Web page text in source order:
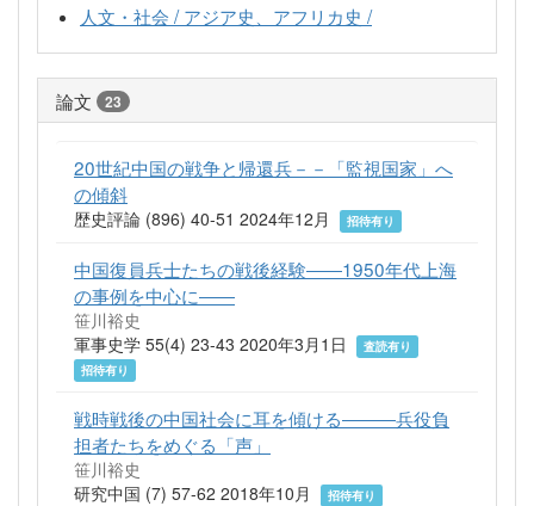
人文・社会 / アジア史、アフリカ史 /
論文 23
20世紀中国の戦争と帰還兵－－「監視国家」へ
の傾斜
歴史評論 (896) 40-51 2024年12月 招待有り
中国復員兵士たちの戦後経験――1950年代上海
の事例を中心に――
笹川裕史
軍事史学 55(4) 23-43 2020年3月1日
査読有り
招待有り
戦時戦後の中国社会に耳を傾ける―――兵役負
担者たちをめぐる「声」
笹川裕史
研究中国 (7) 57-62 2018年10月
招待有り